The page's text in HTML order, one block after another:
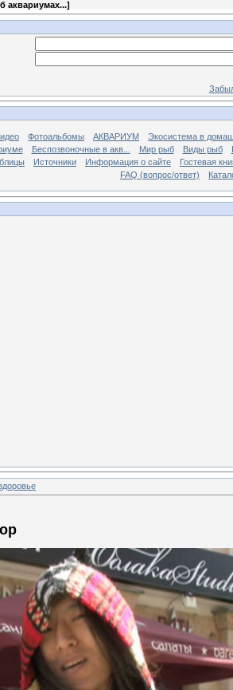
аквариумах...]
Фотоальбомы АКВАРИУМ
Экосистема в
Беспозвоночные в акв... Мир рыб Виды рыб
Источники Информация о сайте
Гостевая
FAQ (вопрос/ответ)